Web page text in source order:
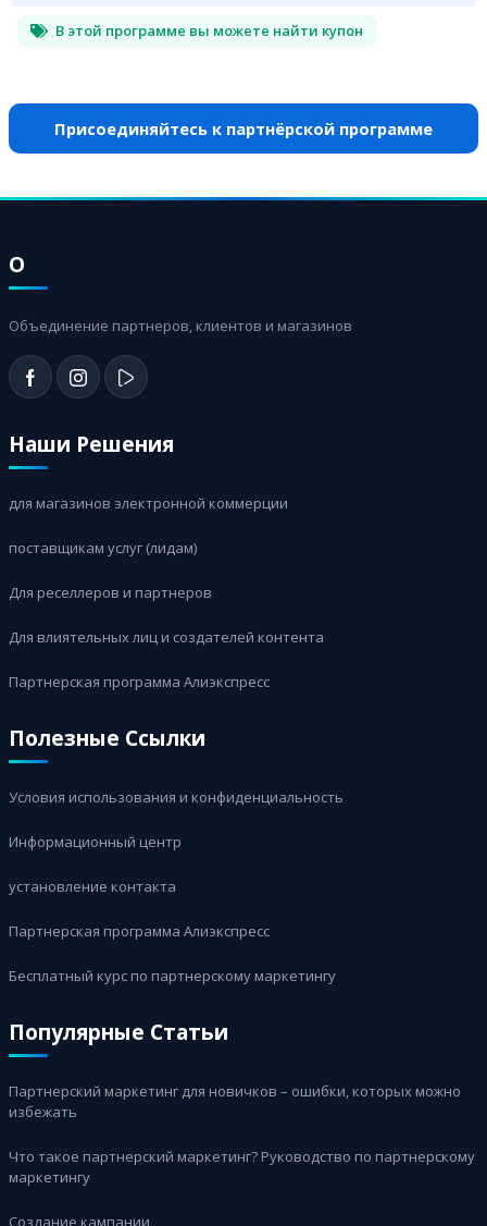
В этой программе вы можете найти купон
Присоединяйтесь к партнёрской программе
О
Объединение партнеров, клиентов и магазинов
Наши Решения
для магазинов электронной коммерции
поставщикам услуг (лидам)
Для реселлеров и партнеров
Для влиятельных лиц и создателей контента
Партнерская программа Алиэкспресс
Полезные Ссылки
Условия использования и конфиденциальность
Информационный центр
установление контакта
Партнерская программа Алиэкспресс
Бесплатный курс по партнерскому маркетингу
Популярные Статьи
Партнерский маркетинг для новичков – ошибки, которых можно
избежать
Что такое партнерский маркетинг? Руководство по партнерскому
маркетингу
Создание кампании